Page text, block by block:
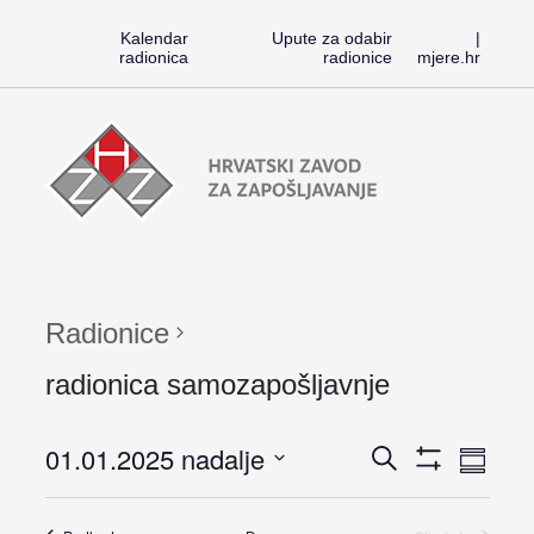
Kalendar
radionica
Upute za odabir
radionice
|
mjere.hr
Preskoči
na
sadržaj
Radionice
HZZ-
Radionice
radionica samozapošljavnje
Search
Search
Pokaži
Filtere
Skupni
01.01.2025 nadalje
Odaberite